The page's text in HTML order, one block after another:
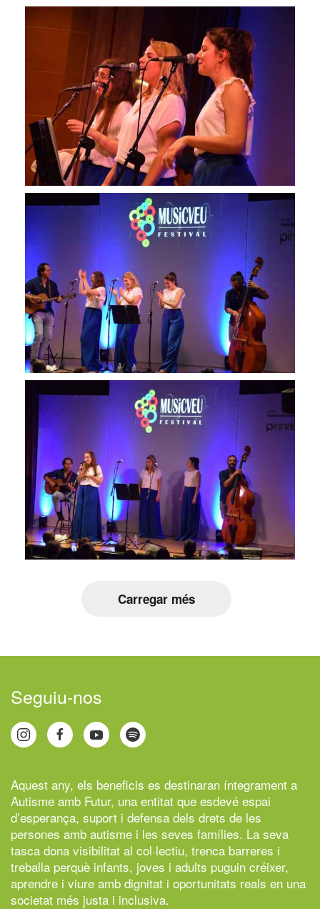
Carregar més
Seguiu-nos
Aquest any, els beneficis es destinaran íntegrament a
Autisme amb Futur, una entitat que esdevé espai
d’esperança, suport i defensa dels drets de les
persones amb autisme i les seves famílies. La seva
tasca dona visibilitat al col·lectiu, trenca barreres i
treballa perquè infants, joves i adults puguin créixer,
aprendre i viure amb dignitat i oportunitats reals en una
societat més justa i inclusiva.